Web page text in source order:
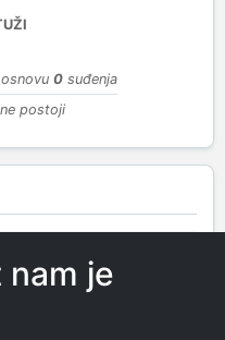
0 suđenja
postoji
OBJAVA
je